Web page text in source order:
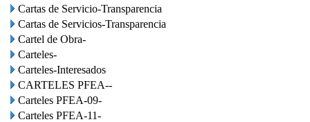
Cartas de Servicio-Transparencia
Cartas de Servicios-Transparencia
Cartel de Obra-
Carteles-
Carteles-Interesados
CARTELES PFEA--
Carteles PFEA-09-
Carteles PFEA-11-